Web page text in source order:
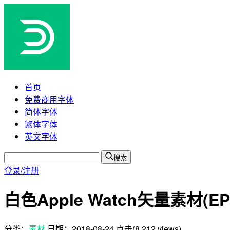
首页
免费商用字体
简体字体
繁体字体
英文字体
搜索
登录/注册
白色Apple Watch矢量素材